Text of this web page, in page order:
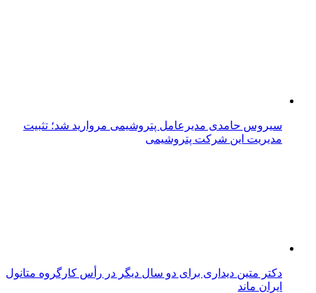
سیروس حامدی مدیرعامل پتروشیمی مروارید شد؛ تثبیت
مدیریت این شرکت پتروشیمی
دکتر متین دیداری برای دو سال دیگر در رأس کارگروه متانول
ایران ماند